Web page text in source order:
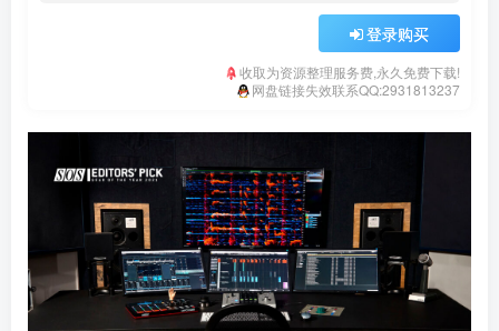
登录购买
收取为资源整理服务费,永久免费下载!
网盘链接失效联系QQ:2931813237